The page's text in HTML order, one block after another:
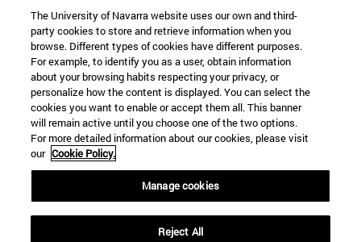
Accesos directos
(abre en nueva ventana)
Mi correo(abre en nueva ventana)
(abre en nueva ventana)
The University of Navarra website uses our own and third-
party cookies to store and retrieve information when you
browse. Different types of cookies have different purposes.
For example, to identify you as a user, obtain information
about your browsing habits respecting your privacy, or
personalize how the content is displayed. You can select the
cookies you want to enable or accept them all. This banner
will remain active until you choose one of the two options.
For more detailed information about our cookies, please visit
our Cookie Policy.
Manage cookies
Reject All